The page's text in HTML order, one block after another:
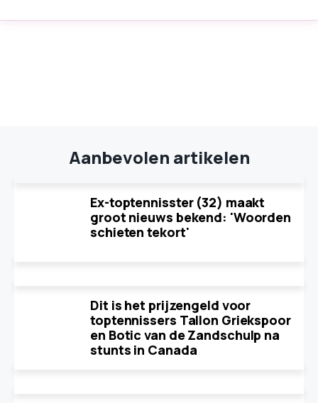
Aanbevolen artikelen
Ex-toptennisster (32) maakt
groot nieuws bekend: 'Woorden
schieten tekort'
Dit is het prijzengeld voor
toptennissers Tallon Griekspoor
en Botic van de Zandschulp na
stunts in Canada